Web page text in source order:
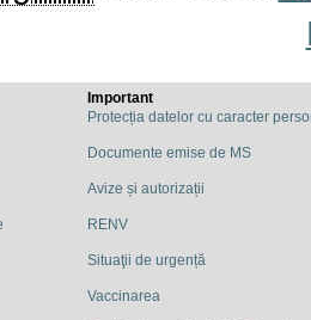
Important
Protecția datelor cu caracter
Documente emise de MS
Avize și autorizații
RENV
Situaţii de urgență
Vaccinarea